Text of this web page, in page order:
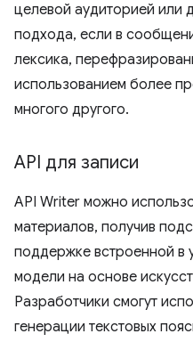
целевой аудиторией или
подхода, если в
лексика,
использованием более
многого другого.
API для записи
API Writer можно
материалов, получив
поддержке встроенной в
модели на основе
Разработчики смогут
генерации текстовых